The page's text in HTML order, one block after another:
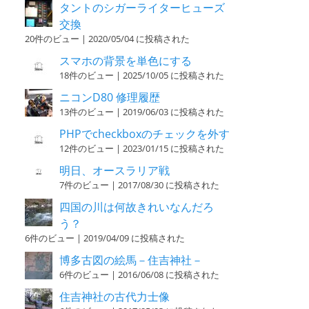
タントのシガーライターヒューズ
交換
20件のビュー | 2020/05/04 に投稿された
スマホの背景を単色にする
18件のビュー | 2025/10/05 に投稿された
ニコンD80 修理履歴
13件のビュー | 2019/06/03 に投稿された
PHPでcheckboxのチェックを外す
12件のビュー | 2023/01/15 に投稿された
明日、オースラリア戦
7件のビュー | 2017/08/30 に投稿された
四国の川は何故きれいなんだろ
う？
6件のビュー | 2019/04/09 に投稿された
博多古図の絵馬－住吉神社－
6件のビュー | 2016/06/08 に投稿された
住吉神社の古代力士像